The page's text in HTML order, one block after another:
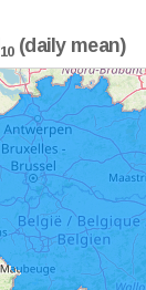
10(daily mean)